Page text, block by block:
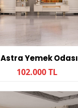
Astra Yemek Odası
102.000 TL